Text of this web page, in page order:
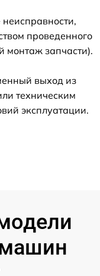
проведенного
монтаж запчасти).
выход из
техническим
эксплуатации.